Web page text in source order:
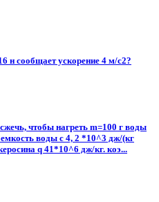
н сообщает ускорение 4 м/с2?
чтобы нагреть m=100 г воды
воды c 4, 2 *10^3 дж/(кг
q 41*10^6 дж/кг. коэ...